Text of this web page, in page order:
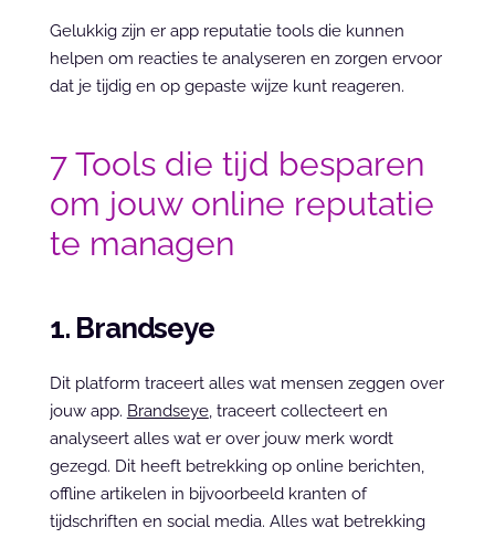
Gelukkig zijn er app reputatie tools die kunnen
helpen om reacties te analyseren en zorgen ervoor
dat je tijdig en op gepaste wijze kunt reageren.
7 Tools die tijd besparen
om jouw online reputatie
te managen
1. Brandseye
Dit platform traceert alles wat mensen zeggen over
jouw app. Brandseye, traceert collecteert en
analyseert alles wat er over jouw merk wordt
gezegd. Dit heeft betrekking op online berichten,
offline artikelen in bijvoorbeeld kranten of
tijdschriften en social media. Alles wat betrekking